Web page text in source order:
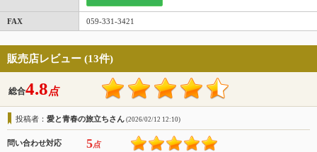
FAX 059-331-3421
販売店レビュー (13件)
総合4.8点
投稿者： 愛と青春の旅立ちさん (2026/02/12 12:10)
問い合わせ対応 5点